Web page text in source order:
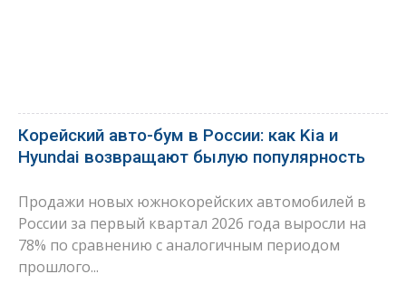
Корейский авто-бум в России: как Kia и
Hyundai возвращают былую популярность
Продажи новых южнокорейских автомобилей в
России за первый квартал 2026 года выросли на
78% по сравнению с аналогичным периодом
прошлого...